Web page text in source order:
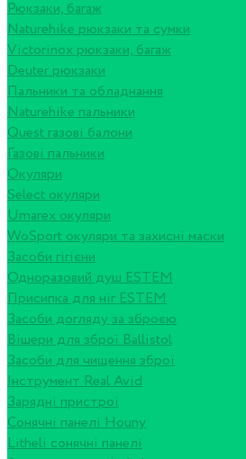
Рюкзаки, багаж
Naturehike рюкзаки та сумки
Victorinox рюкзаки, багаж
Deuter рюкзаки
Пальники та обладнання
Naturehike пальники
Quest газові балони
Газові пальники
Окуляри
Select окуляри
Umarex окуляри
WoSport окуляри та захисні маски
Засоби гігієни
Одноразовий душ ESTEM
Присипка для ніг ESTEM
Засоби догляду за зброєю
Вішери для зброї Ballistol
Засоби для чищення зброї
Інструмент Real Avid
Зарядні пристрої
Сонячні панелі Houny
Litheli сонячні панелі